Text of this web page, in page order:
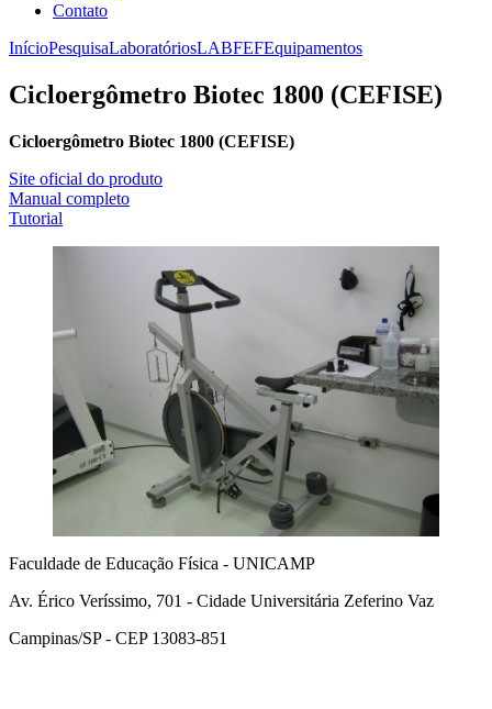
Contato
InícioPesquisaLaboratóriosLABFEFEquipamentos
Cicloergômetro Biotec 1800 (CEFISE)
Cicloergômetro Biotec 1800 (CEFISE)
Site oficial do produto
Manual completo
Tutorial
Faculdade de Educação Física - UNICAMP
Av. Érico Veríssimo, 701 - Cidade Universitária Zeferino Vaz
Campinas/SP - CEP 13083-851